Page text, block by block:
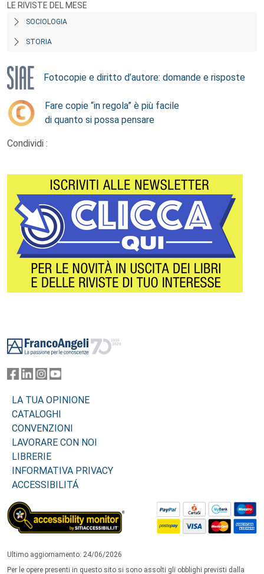
LE RIVISTE DEL MESE
SOCIOLOGIA
STORIA
Fotocopie e diritto d’autore: domande e risposte
Fare copie “in regola” è più facile
di quanto si possa pensare
Condividi :
LA TUA OPINIONE
CATALOGHI
CONVENZIONI
LAVORARE CON NOI
LIBRERIE
INFORMATIVA PRIVACY
ACCESSIBILITÁ
Ultimo aggiornamento: 24/06/2026
Per le opere presenti in questo sito si sono assolti gli obblighi previsti dalla